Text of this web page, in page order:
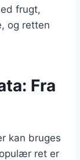
frugt,
og retten
Fra
kan bruges
ret er